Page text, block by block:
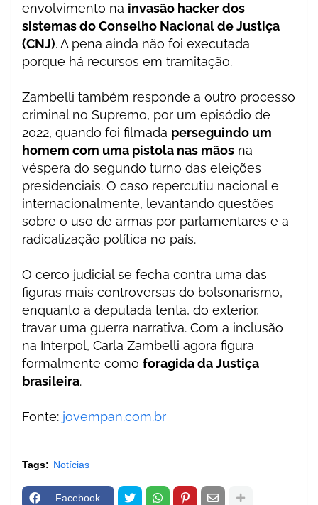
envolvimento na invasão hacker dos
sistemas do Conselho Nacional de Justiça
(CNJ). A pena ainda não foi executada
porque há recursos em tramitação.
Zambelli também responde a outro processo
criminal no Supremo, por um episódio de
2022, quando foi filmada perseguindo um
homem com uma pistola nas mãos na
véspera do segundo turno das eleições
presidenciais. O caso repercutiu nacional e
internacionalmente, levantando questões
sobre o uso de armas por parlamentares e a
radicalização política no país.
O cerco judicial se fecha contra uma das
figuras mais controversas do bolsonarismo,
enquanto a deputada tenta, do exterior,
travar uma guerra narrativa. Com a inclusão
na Interpol, Carla Zambelli agora figura
formalmente como foragida da Justiça
brasileira.
Fonte: jovempan.com.br
Tags: Notícias
Facebook